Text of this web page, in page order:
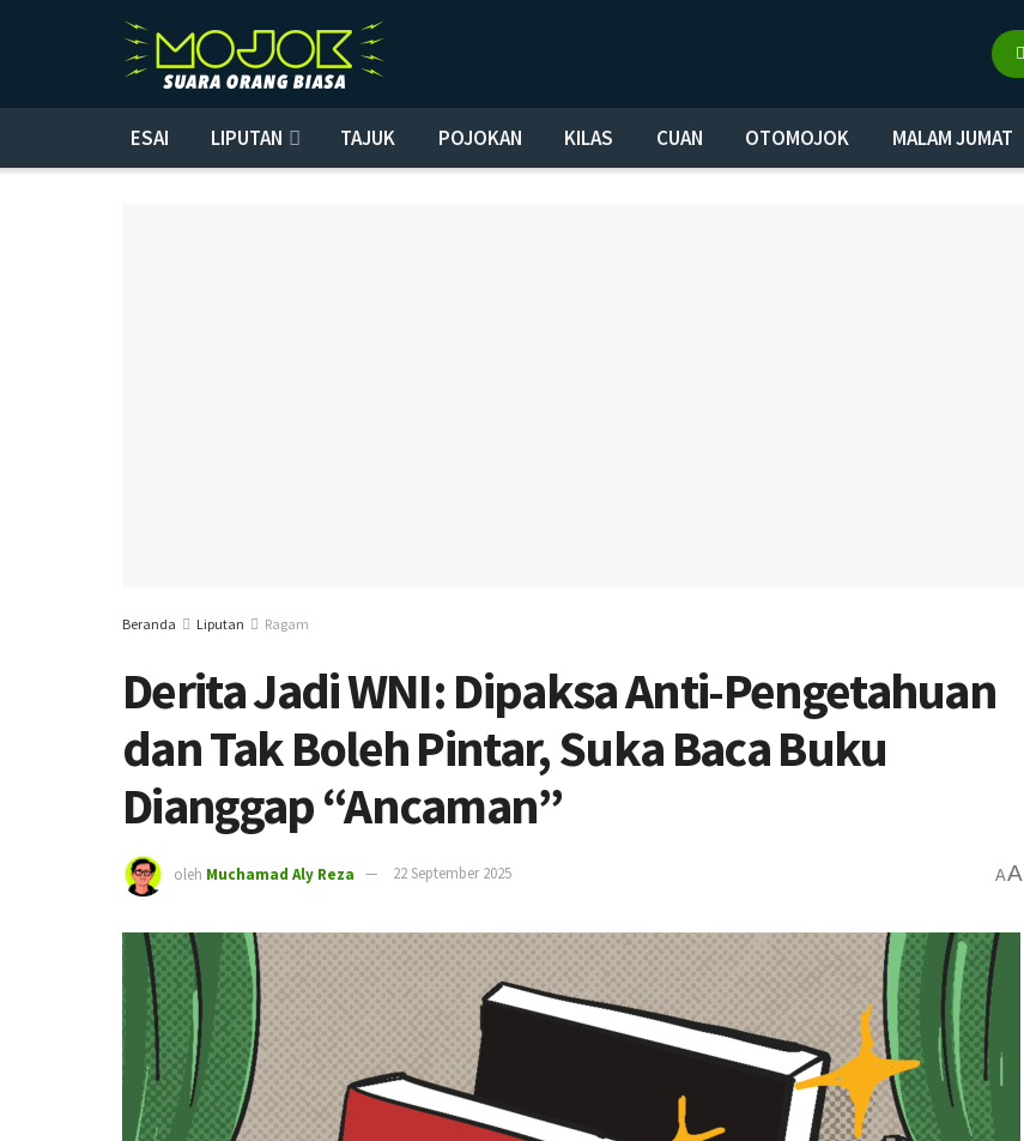
ESAI LIPUTAN TAJUK POJOKAN KILAS CUAN OTOMOJOK MALAM JUMAT
Beranda Liputan Ragam
Derita Jadi WNI: Dipaksa Anti-Pengetahuan
dan Tak Boleh Pintar, Suka Baca Buku
Dianggap “Ancaman”
oleh Muchamad Aly Reza 22 September 2025 AA